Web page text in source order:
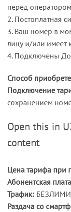
перед
2. Постоплатная
3. Ваш номер в
лицу и/или имеет
4. Подключены
Способ
Подключение
сохранением
Open this in
content
Цена тарифа при
Абонентская
Трафик:
Раздача со